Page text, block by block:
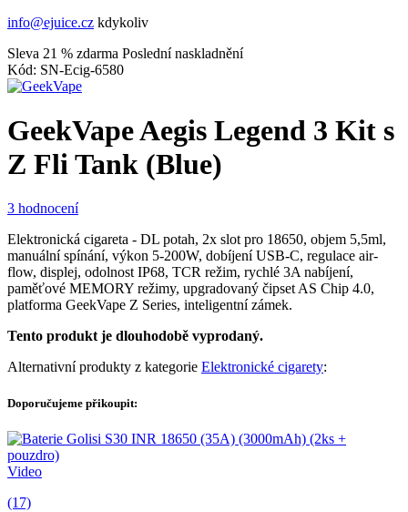
info@ejuice.cz kdykoliv
Sleva 21 % zdarma Poslední naskladnění
Kód: SN-Ecig-6580
GeekVape Aegis Legend 3 Kit s
Z Fli Tank (Blue)
3 hodnocení
Elektronická cigareta - DL potah, 2x slot pro 18650, objem 5,5ml,
manuální spínání, výkon 5-200W, dobíjení USB-C, regulace air-
flow, displej, odolnost IP68, TCR režim, rychlé 3A nabíjení,
paměťové MEMORY režimy, upgradovaný čipset AS Chip 4.0,
platforma GeekVape Z Series, inteligentní zámek.
Tento produkt je dlouhodobě vyprodaný.
Alternativní produkty z kategorie Elektronické cigarety:
Doporučujeme přikoupit:
Video
(17)